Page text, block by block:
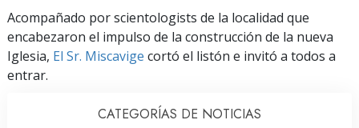
Acompañado por scientologists de la localidad que
encabezaron el impulso de la construcción de la nueva
Iglesia, El Sr. Miscavige cortó el listón e invitó a todos a
entrar.
CATEGORÍAS DE NOTICIAS